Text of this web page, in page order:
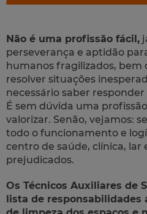
Não é uma profissão fácil,
perseverança e aptidão
humanos fragilizados, bem
resolver situações
necessário saber
É sem dúvida uma
valorizar. Senão, vejamos:
todo o funcionamento e
centro de saúde, clínica, lar
prejudicados.
Os Técnicos Auxiliares de
lista de responsabilidades